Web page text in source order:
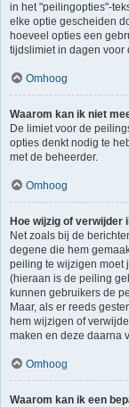
in het "peilingopties"-
elke optie gescheiden
hoeveel opties een
tijdslimiet in dagen
Omhoog
Waarom kan ik niet
De limiet voor de
opties denkt nodig te
met de beheerder.
Omhoog
Hoe wijzig of verwijder
Net zoals bij de
degene die hem
peiling te wijzigen moet
(hieraan is de peiling
kunnen gebruikers de
Maar, als er reeds
hem wijzigen of
maken en deze daarna
Omhoog
Waarom kan ik een